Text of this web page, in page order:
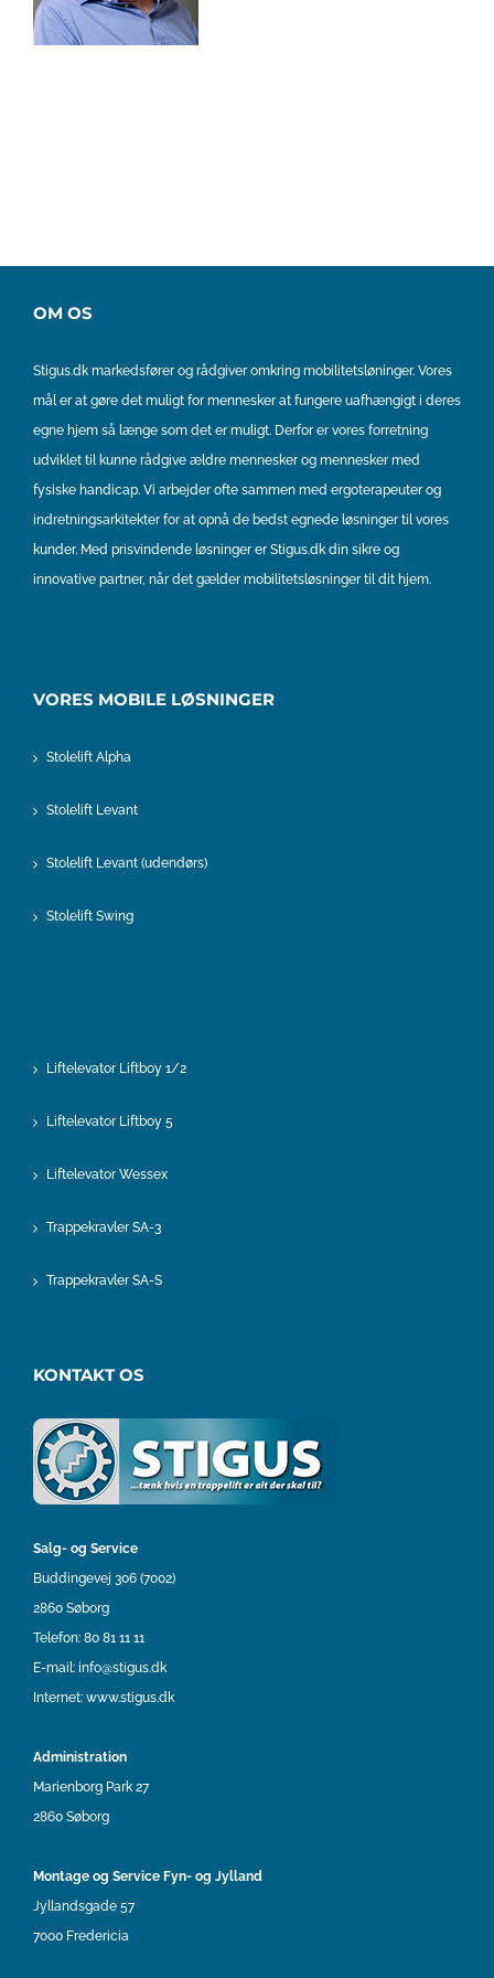
OM OS
Stigus.dk markedsfører og rådgiver omkring mobilitetsløninger. Vores
mål er at gøre det muligt for mennesker at fungere uafhængigt i deres
egne hjem så længe som det er muligt. Derfor er vores forretning
udviklet til kunne rådgive ældre mennesker og mennesker med
fysiske handicap. Vi arbejder ofte sammen med ergoterapeuter og
indretningsarkitekter for at opnå de bedst egnede løsninger til vores
kunder. Med prisvindende løsninger er Stigus.dk din sikre og
innovative partner, når det gælder mobilitetsløsninger til dit hjem.
VORES MOBILE LØSNINGER
Stolelift Alpha
Stolelift Levant
Stolelift Levant (udendørs)
Stolelift Swing
Liftelevator Liftboy 1/2
Liftelevator Liftboy 5
Liftelevator Wessex
Trappekravler SA-3
Trappekravler SA-S
KONTAKT OS
Salg- og Service
Buddingevej 306 (7002)
2860 Søborg
Telefon: 80 81 11 11
E-mail: info@stigus.dk
Internet: www.stigus.dk
Administration
Marienborg Park 27
2860 Søborg
Montage og Service Fyn- og Jylland
Jyllandsgade 57
7000 Fredericia